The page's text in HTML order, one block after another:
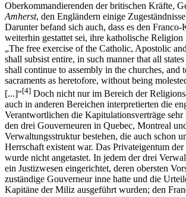
Oberkommandierenden der britischen Kräfte,
Amherst, den Engländern einige
Darunter befand sich auch, dass es den Franco-
weiterhin gestattet sei, ihre katholische Religion
„The free exercise of the Catholic, Apostolic
shall subsist entire, in such manner that all
shall continue to assembly in the churches, and
sacraments as heretofore, without being
[...]“[4] Doch nicht nur im Bereich der
auch in anderen Bereichen interpretierten die
Verantwortlichen die Kapitulationsverträge
den drei Gouverneuren in Quebec, Montreal
Verwaltungsstruktur bestehen, die auch schon
Herrschaft existent war. Das Privateigentum
wurde nicht angetastet. In jedem der drei
ein Justizwesen eingerichtet, deren obersten
zuständige Gouverneur inne hatte und die
Kapitäne der Miliz ausgeführt wurden; den